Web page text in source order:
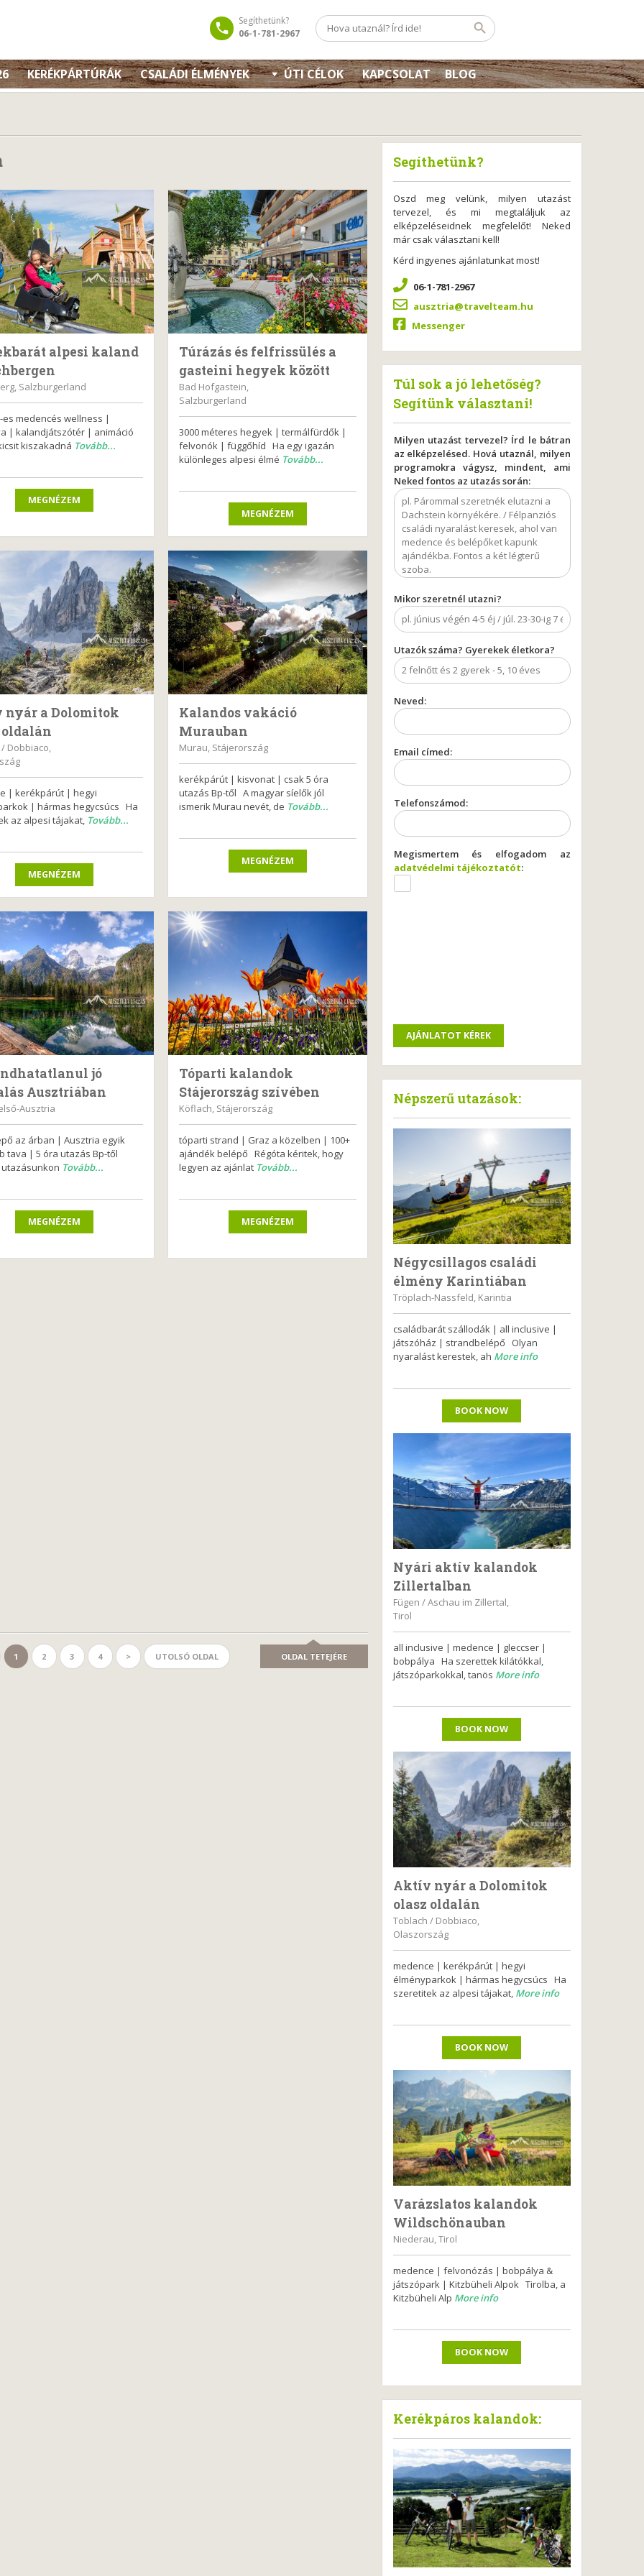
Segíthetünk?
06-1-781-2967
KERÉKPÁRTÚRÁK CSALÁDI ÉLMÉNYEK ÚTI CÉLOK KAPCSOLAT BLOG
alpesi kaland
Salzburgerland
es medencés wellness |
| kalandjátszótér | animáció
kiszakadná Tovább...
MEGNÉZEM
Túrázás és felfrissülés a
gasteini hegyek között
Bad Hofgastein,
Salzburgerland
3000 méteres hegyek | termálfürdők |
felvonók | függőhíd Ha egy igazán
különleges alpesi élmé Tovább...
MEGNÉZEM
a Dolomitok
oldalán
Dobbiaco,
| kerékpárút | hegyi
| hármas hegycsúcs Ha
az alpesi tájakat, Tovább...
MEGNÉZEM
Kalandos vakáció
Murauban
Murau, Stájerország
kerékpárút | kisvonat | csak 5 óra
utazás Bp-től A magyar síelők jól
ismerik Murau nevét, de Tovább...
MEGNÉZEM
jó
Ausztriában
Ausztria
az árban | Ausztria egyik
tava | 5 óra utazás Bp-től
utazásunkon Tovább...
MEGNÉZEM
Tóparti kalandok
Stájerország szívében
Köflach, Stájerország
tóparti strand | Graz a közelben | 100+
ajándék belépő Régóta kéritek, hogy
legyen az ajánlat Tovább...
MEGNÉZEM
OLDAL TETEJÉRE
1 2 3 4 > UTOLSÓ OLDAL
Segíthetünk?
Oszd meg velünk, milyen utazást
tervezel, és mi megtaláljuk az
elképzeléseidnek megfelelőt! Neked
már csak választani kell!
Kérd ingyenes ajánlatunkat most!
06-1-781-2967
ausztria@travelteam.hu
Messenger
Túl sok a jó lehetőség?
Segítünk választani!
Milyen utazást tervezel? Írd le bátran
az elképzelésed. Hová utaznál, milyen
programokra vágysz, mindent, ami
Neked fontos az utazás során:
Mikor szeretnél utazni?
Utazók száma? Gyerekek életkora?
Neved:
Email címed:
Telefonszámod:
Megismertem és elfogadom az
adatvédelmi tájékoztatót:
Népszerű utazások:
Négycsillagos családi
élmény Karintiában
Tröplach-Nassfeld, Karintia
családbarát szállodák | all inclusive |
játszóház | strandbelépő Olyan
nyaralást kerestek, ah More info
BOOK NOW
Nyári aktív kalandok
Zillertalban
Fügen / Aschau im Zillertal,
Tirol
all inclusive | medence | gleccser |
bobpálya Ha szerettek kilátókkal,
játszóparkokkal, tanös More info
BOOK NOW
Aktív nyár a Dolomitok
olasz oldalán
Toblach / Dobbiaco,
Olaszország
medence | kerékpárút | hegyi
élményparkok | hármas hegycsúcs Ha
szeretitek az alpesi tájakat, More info
BOOK NOW
Varázslatos kalandok
Wildschönauban
Niederau, Tirol
medence | felvonózás | bobpálya &
játszópark | Kitzbüheli Alpok Tirolba, a
Kitzbüheli Alp More info
BOOK NOW
Kerékpáros kalandok: